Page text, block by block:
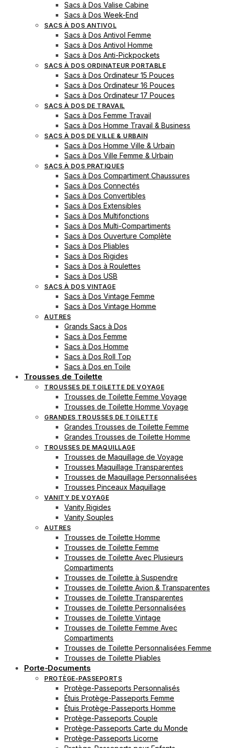
Sacs à Dos Valise Cabine
Sacs à Dos Week-End
SACS À DOS ANTIVOL
Sacs à Dos Antivol Femme
Sacs à Dos Antivol Homme
Sacs à Dos Anti-Pickpockets
SACS À DOS ORDINATEUR PORTABLE
Sacs à Dos Ordinateur 15 Pouces
Sacs à Dos Ordinateur 16 Pouces
Sacs à Dos Ordinateur 17 Pouces
SACS À DOS DE TRAVAIL
Sacs à Dos Femme Travail
Sacs à Dos Homme Travail & Business
SACS À DOS DE VILLE & URBAIN
Sacs à Dos Homme Ville & Urbain
Sacs à Dos Ville Femme & Urbain
SACS À DOS PRATIQUES
Sacs à Dos Compartiment Chaussures
Sacs à Dos Connectés
Sacs à Dos Convertibles
Sacs à Dos Extensibles
Sacs à Dos Multifonctions
Sacs à Dos Multi-Compartiments
Sacs à Dos Ouverture Complète
Sacs à Dos Pliables
Sacs à Dos Rigides
Sacs à Dos à Roulettes
Sacs à Dos USB
SACS À DOS VINTAGE
Sacs à Dos Vintage Femme
Sacs à Dos Vintage Homme
AUTRES
Grands Sacs à Dos
Sacs à Dos Femme
Sacs à Dos Homme
Sacs à Dos Roll Top
Sacs à Dos en Toile
Trousses de Toilette
TROUSSES DE TOILETTE DE VOYAGE
Trousses de Toilette Femme Voyage
Trousses de Toilette Homme Voyage
GRANDES TROUSSES DE TOILETTE
Grandes Trousses de Toilette Femme
Grandes Trousses de Toilette Homme
TROUSSES DE MAQUILLAGE
Trousses de Maquillage de Voyage
Trousses Maquillage Transparentes
Trousses de Maquillage Personnalisées
Trousses Pinceaux Maquillage
VANITY DE VOYAGE
Vanity Rigides
Vanity Souples
AUTRES
Trousses de Toilette Homme
Trousses de Toilette Femme
Trousses de Toilette Avec Plusieurs
Compartiments
Trousses de Toilette à Suspendre
Trousses de Toilette Avion & Transparentes
Trousses de Toilette Transparentes
Trousses de Toilette Personnalisées
Trousses de Toilette Vintage
Trousses de Toilette Femme Avec
Compartiments
Trousses de Toilette Personnalisées Femme
Trousses de Toilette Pliables
Porte-Documents
PROTÈGE-PASSEPORTS
Protège-Passeports Personnalisés
Étuis Protège-Passeports Femme
Étuis Protège-Passeports Homme
Protège-Passeports Couple
Protège-Passeports Carte du Monde
Protège-Passeports Licorne